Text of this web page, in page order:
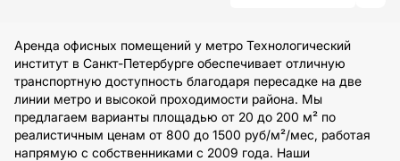
Аренда офисных помещений у метро Технологический
институт в Санкт-Петербурге обеспечивает отличную
транспортную доступность благодаря пересадке на две
линии метро и высокой проходимости района. Мы
предлагаем варианты площадью от 20 до 200 м² по
реалистичным ценам от 800 до 1500 руб/м²/мес, работая
напрямую с собственниками с 2009 года. Наши